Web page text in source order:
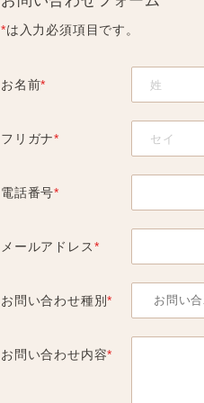
*は入力必須項目です。
お名前*
フリガナ*
電話番号*
メールアドレス*
お問い合わせ種別*
お問い合わせ内容*